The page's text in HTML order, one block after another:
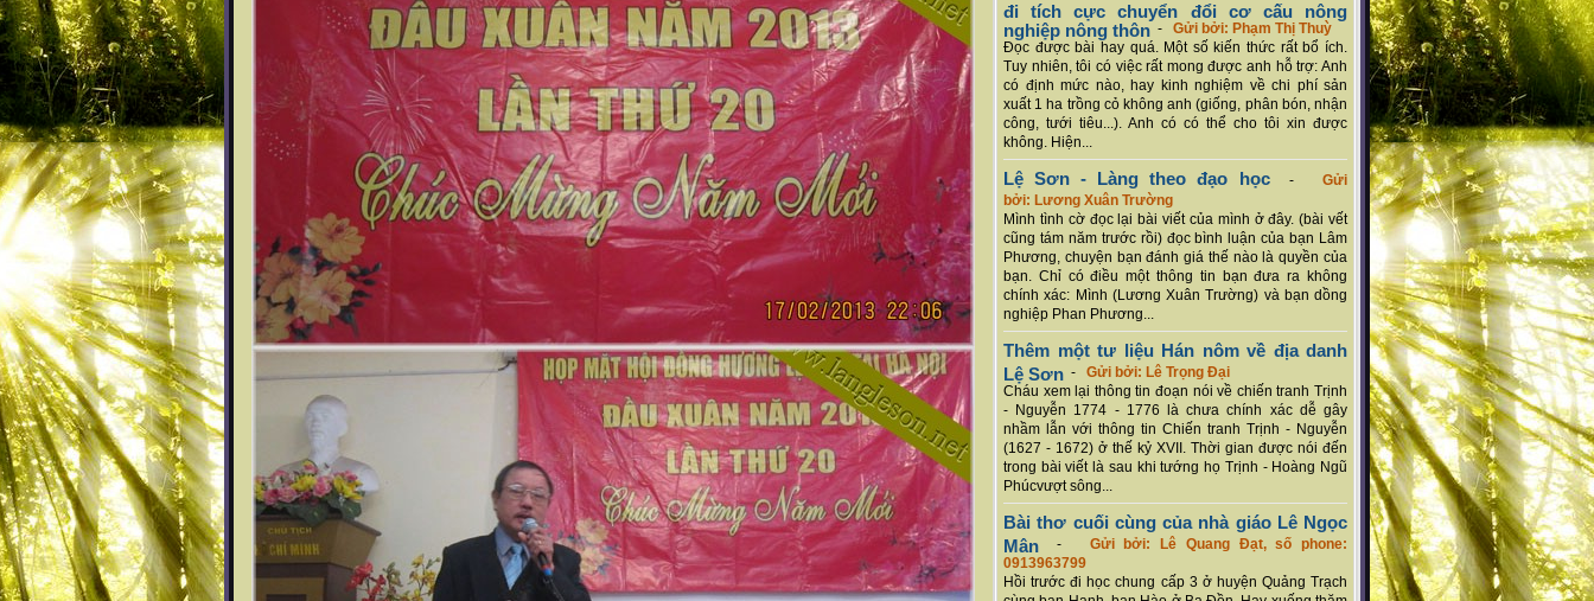
đi tích cực chuyển đổi cơ cấu nông
nghiệp nông thôn - Gửi bởi: Phạm Thị Thuỳ
Đọc được bài hay quá. Một số kiến thức rất bổ ích.
Tuy nhiên, tôi có việc rất mong được anh hỗ trợ: Anh
có định mức nào, hay kinh nghiệm về chi phí sản
xuất 1 ha trồng cỏ không anh (giống, phân bón, nhận
công, tưới tiêu...). Anh có có thể cho tôi xin được
không. Hiện...
Lệ Sơn - Làng theo đạo học-Gửi
bởi: Lương Xuân Trường
Mình tình cờ đọc lại bài viết của mình ở đây. (bài vết
cũng tám năm trước rồi) đọc bình luận của bạn Lâm
Phương, chuyện bạn đánh giá thế nào là quyền của
bạn. Chỉ có điều một thông tin bạn đưa ra không
chính xác: Mình (Lương Xuân Trường) và bạn dồng
nghiệp Phan Phương...
Thêm một tư liệu Hán nôm về địa danh
Lệ Sơn - Gửi bởi: Lê Trọng Đại
Cháu xem lại thông tin đoạn nói về chiến tranh Trịnh
- Nguyễn 1774 - 1776 là chưa chính xác dễ gây
nhầm lẫn với thông tin Chiến tranh Trịnh - Nguyễn
(1627 - 1672) ở thế kỷ XVII. Thời gian được nói đến
trong bài viết là sau khi tướng họ Trịnh - Hoàng Ngũ
Phúcvượt sông...
Bài thơ cuối cùng của nhà giáo Lê Ngọc
Mân - Gửi bởi: Lê Quang Đạt, số phone:
0913963799
Hồi trước đi học chung cấp 3 ở huyện Quảng Trạch